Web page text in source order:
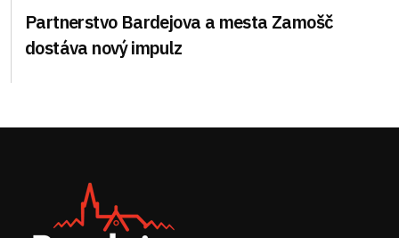
Partnerstvo Bardejova a mesta Zamošč
dostáva nový impulz